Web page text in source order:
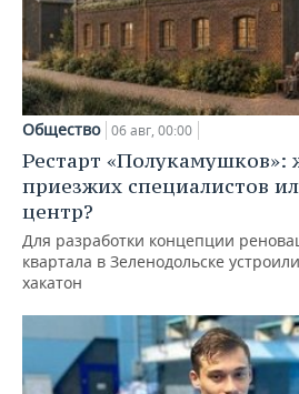
Общество 06 авг, 00:00
Рестарт «Полукамушков»:
приезжих специалистов
центр?
Для разработки концепции
квартала в Зеленодольске
хакатон